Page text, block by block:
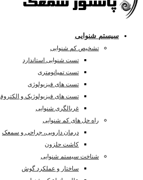
سیستم شنوایی
تشخیص کم شنوایی
تست شنوایی استاندارد
تست تمپانومتری
تست های فیزیولوژی
تست های فیزیولوژیک و
غربالگری شنوایی
راه حل های کم شنوایی
درمان دارویی، جراحی و سمعک
کاشت حلزون
شناخت سیستم شنوایی
ساختار و عملکرد گوش